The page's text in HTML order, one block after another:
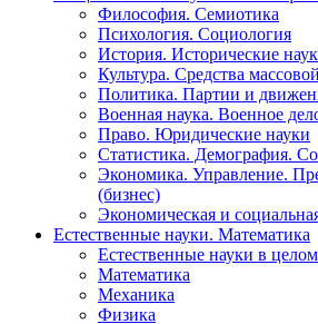
Философия. Семиотика
Психология. Социология
История. Исторические
Культура. Средства
Политика. Партии и
Военная наука. Военное
Право. Юридические науки
Статистика. Демография.
Экономика. Управление.
(бизнес)
Экономическая и
Естественные науки. Математика
Естественные науки в
Математика
Механика
Физика